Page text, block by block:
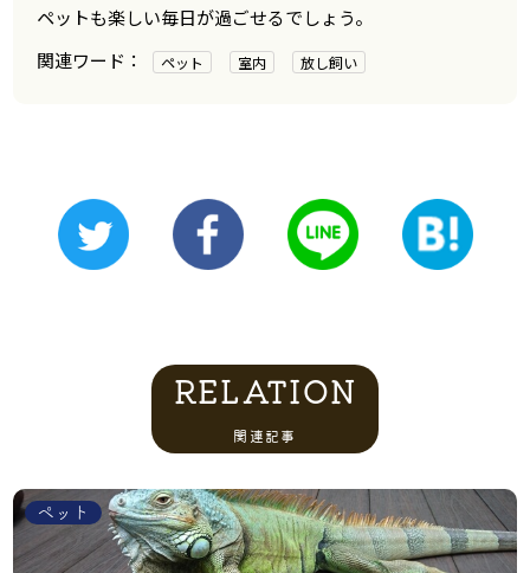
ペットも楽しい毎日が過ごせるでしょう。
ペット 室内 放し飼い
RELATION
関連記事
ペット